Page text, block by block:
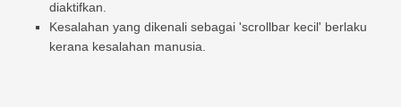
diaktifkan.
Kesalahan yang dikenali sebagai 'scrollbar kecil' berlaku
kerana kesalahan manusia.